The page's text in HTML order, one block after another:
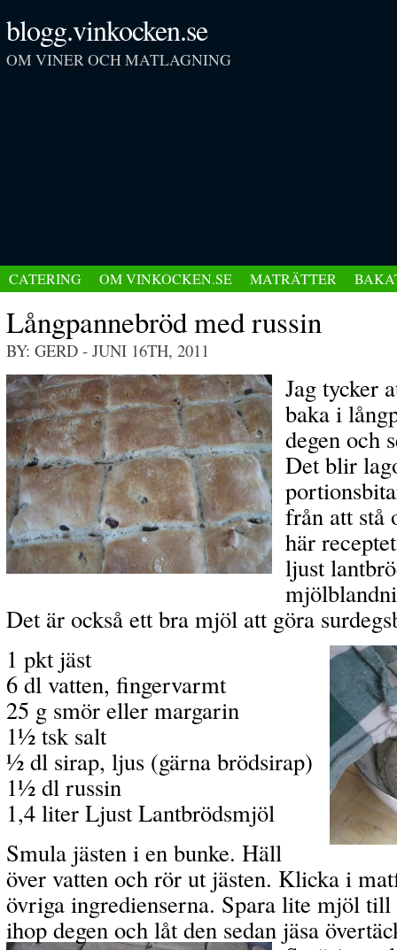
blogg.vinkocken.se
OM VINER OCH MATLAGNING
CATERING OM VINKOCKEN.SE MATRÄTTER
Långpannebröd med russin
BY: GERD - JUNI 16TH, 2011
Jag tycker
baka i
degen och
Det blir
från att
här
ljust
Det är också ett bra mjöl att göra
1 pkt jäst
6 dl vatten, fingervarmt
25 g smör eller margarin
1½ tsk salt
½ dl sirap, ljus (gärna brödsirap)
1½ dl russin
1,4 liter Ljust Lantbrödsmjöl
Smula jästen i en bunke. Häll
över vatten och rör ut jästen. Klicka i
övriga ingredienserna. Spara lite mjöl
ihop degen och låt den sedan jäsa